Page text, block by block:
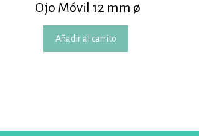
Ojo Móvil 12 mm ø
Añadir al carrito